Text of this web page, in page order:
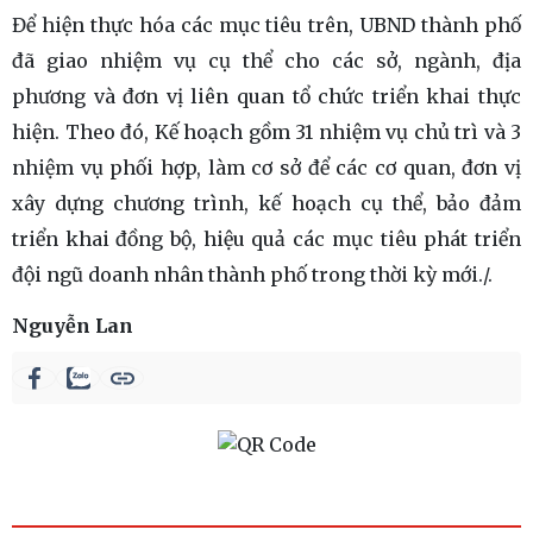
Để hiện thực hóa các mục tiêu trên, UBND thành phố
đã giao nhiệm vụ cụ thể cho các sở, ngành, địa
phương và đơn vị liên quan tổ chức triển khai thực
hiện. Theo đó, Kế hoạch gồm 31 nhiệm vụ chủ trì và 3
nhiệm vụ phối hợp, làm cơ sở để các cơ quan, đơn vị
xây dựng chương trình, kế hoạch cụ thể, bảo đảm
triển khai đồng bộ, hiệu quả các mục tiêu phát triển
đội ngũ doanh nhân thành phố trong thời kỳ mới./.
Nguyễn Lan